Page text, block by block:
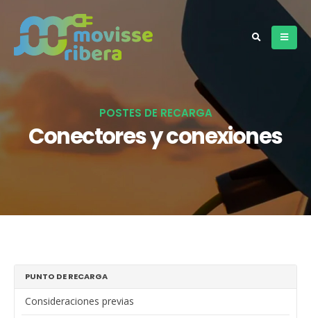
POSTES DE RECARGA
Conectores y conexiones
PUNTO DE RECARGA
Consideraciones previas